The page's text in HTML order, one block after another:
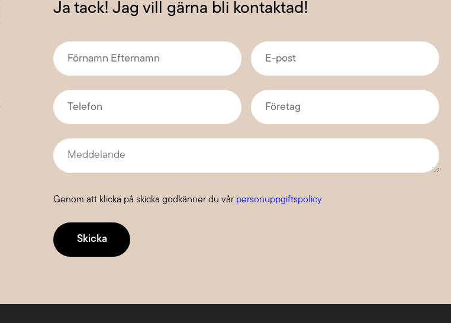
Ja tack! Jag vill gärna bli kontaktad!
Förnamn
Efternamn*
E-
post*
Telefon Företag
Meddelande
Genom att klicka på skicka godkänner du vår personuppgiftspolicy